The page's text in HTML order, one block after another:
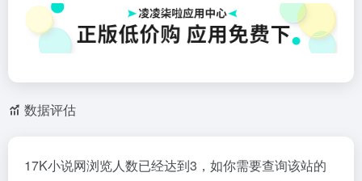
数据评估
17K小说网浏览人数已经达到3，如你需要查询该站的